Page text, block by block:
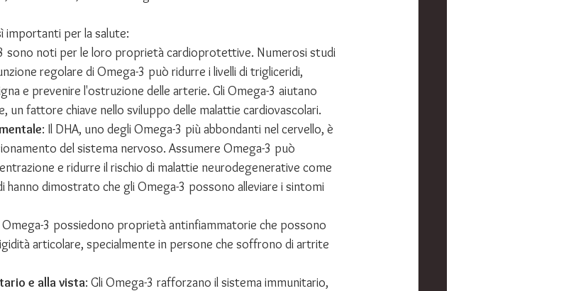
importanti per la salute:
sono noti per le loro proprietà cardioprotettive. Numerosi studi
regolare di Omega-3 può ridurre i livelli di trigliceridi,
e prevenire l'ostruzione delle arterie. Gli Omega-3 aiutano
un fattore chiave nello sviluppo delle malattie cardiovascolari.
: Il DHA, uno degli Omega-3 più abbondanti nel cervello, è
del sistema nervoso. Assumere Omega-3 può
e ridurre il rischio di malattie neurodegenerative come
hanno dimostrato che gli Omega-3 possono alleviare i sintomi
Omega-3 possiedono proprietà antinfiammatorie che possono
articolare, specialmente in persone che soffrono di artrite
e alla vista: Gli Omega-3 rafforzano il sistema immunitario,